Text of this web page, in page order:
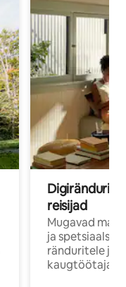
Digirändurid
reisijad
Mugavad
ja spetsiaalse
ränduritele ja